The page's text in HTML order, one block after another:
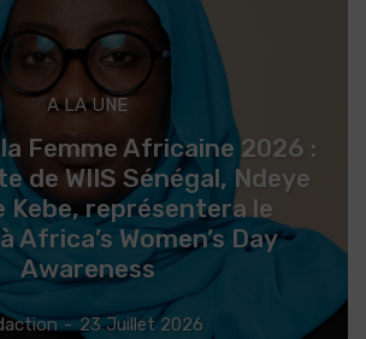
A LA UNE
Femme Africaine 2026 :
de WIIS Sénégal, Ndeye
Kebe, représentera le
Africa’s Women’s Day
Awareness
- 23 Juillet 2026